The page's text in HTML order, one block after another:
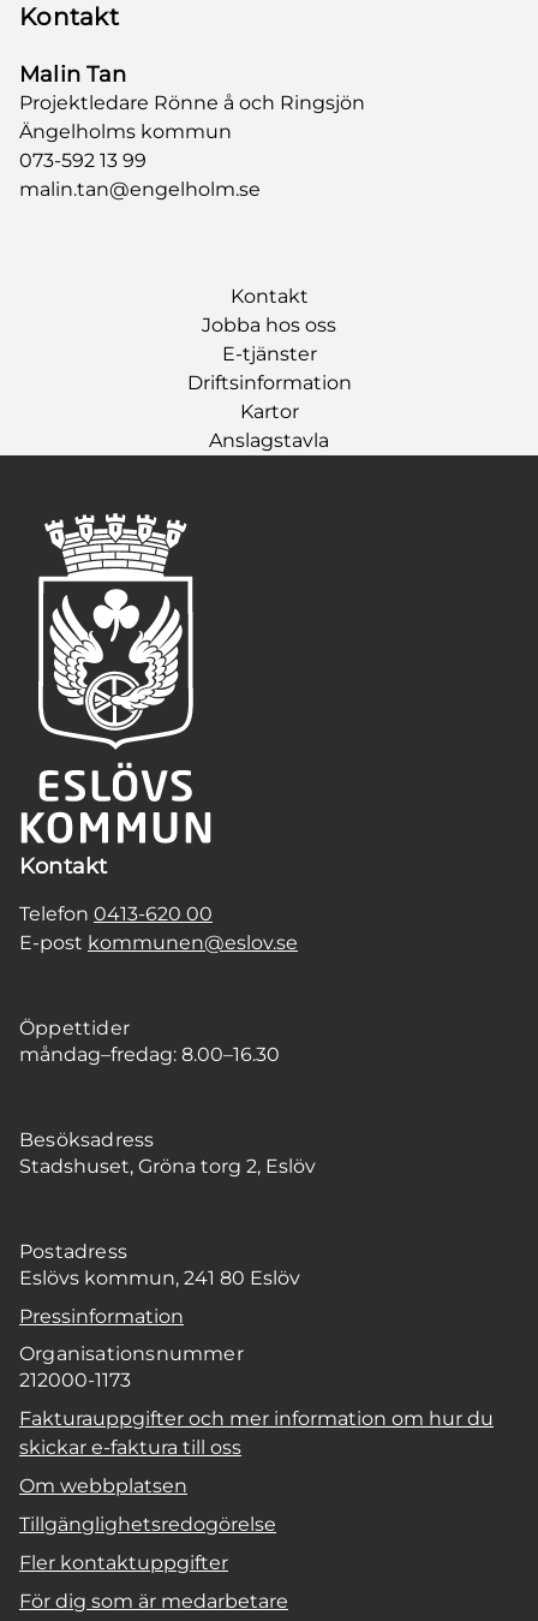
Kontakt
Malin Tan
Projektledare Rönne å och Ringsjön
Ängelholms kommun
073-592 13 99
malin.tan@engelholm.se
Kontakt
Jobba hos oss
E-tjänster
Driftsinformation
Kartor
Anslagstavla
Kontakt
Telefon 0413-620 00
E-post kommunen@eslov.se
Öppettider
måndag–fredag: 8.00–16.30
Besöksadress
Stadshuset, Gröna torg 2, Eslöv
Postadress
Eslövs kommun, 241 80 Eslöv
Pressinformation
Organisationsnummer
212000-1173
Fakturauppgifter och mer information om hur du
skickar e-faktura till oss
Om webbplatsen
Tillgänglighetsredogörelse
Fler kontaktuppgifter
För dig som är medarbetare